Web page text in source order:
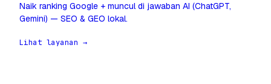
Naik ranking Google + muncul di jawaban AI (ChatGPT,
Gemini) — SEO & GEO lokal.
Lihat layanan →